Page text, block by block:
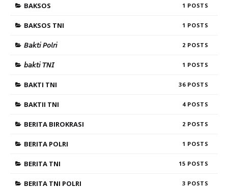
BAKSOS 1
BAKSOS TNI 1
𝘉𝘢𝘬𝘵𝘪 𝘗𝘰𝘭𝘳𝘪 2
𝘣𝘢𝘬𝘵𝘪 𝘛𝘕𝘐 1
BAKTI TNI 36
BAKTII TNI 4
BERITA BIROKRASI 2
BERITA POLRI 1
BERITA TNI 15
BERITA TNI POLRI 3